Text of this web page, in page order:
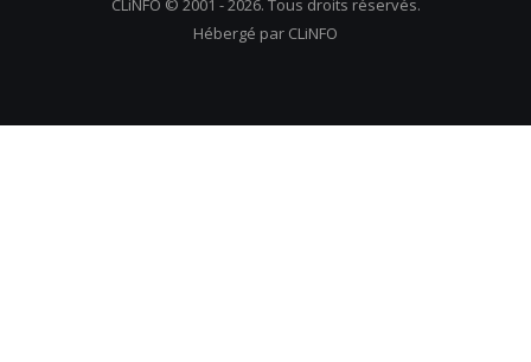
CLiNFO © 2001 - 2026. Tous droits réservés.
Hébergé par CLiNFO